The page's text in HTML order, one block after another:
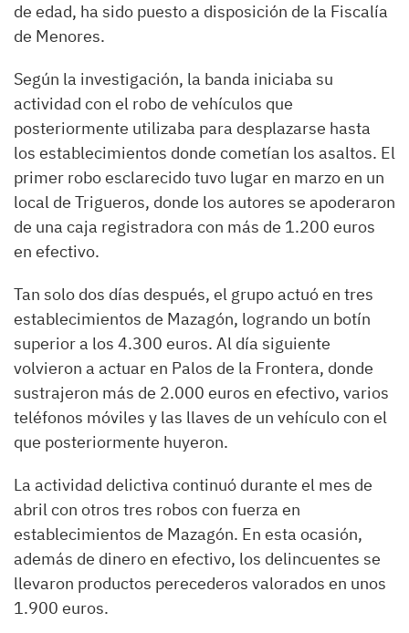
de edad, ha sido puesto a disposición de la Fiscalía
de Menores.
Según la investigación, la banda iniciaba su
actividad con el robo de vehículos que
posteriormente utilizaba para desplazarse hasta
los establecimientos donde cometían los asaltos. El
primer robo esclarecido tuvo lugar en marzo en un
local de Trigueros, donde los autores se apoderaron
de una caja registradora con más de 1.200 euros
en efectivo.
Tan solo dos días después, el grupo actuó en tres
establecimientos de Mazagón, logrando un botín
superior a los 4.300 euros. Al día siguiente
volvieron a actuar en Palos de la Frontera, donde
sustrajeron más de 2.000 euros en efectivo, varios
teléfonos móviles y las llaves de un vehículo con el
que posteriormente huyeron.
La actividad delictiva continuó durante el mes de
abril con otros tres robos con fuerza en
establecimientos de Mazagón. En esta ocasión,
además de dinero en efectivo, los delincuentes se
llevaron productos perecederos valorados en unos
1.900 euros.